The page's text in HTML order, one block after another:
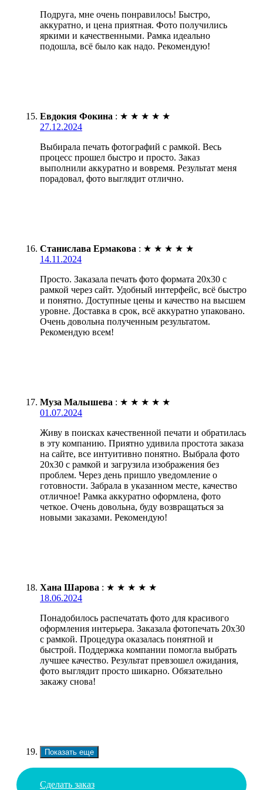
Подруга, мне очень понравилось! Быстро,
аккуратно, и цена приятная. Фото получились
яркими и качественными. Рамка идеально
подошла, всё было как надо. Рекомендую!
Евдокия Фокина : ★ ★ ★ ★ ★
27.12.2024
Выбирала печать фотографий с рамкой. Весь
процесс прошел быстро и просто. Заказ
выполнили аккуратно и вовремя. Результат меня
порадовал, фото выглядит отлично.
Станислава Ермакова : ★ ★ ★ ★ ★
14.11.2024
Просто. Заказала печать фото формата 20х30 с
рамкой через сайт. Удобный интерфейс, всё быстро
и понятно. Доступные цены и качество на высшем
уровне. Доставка в срок, всё аккуратно упаковано.
Очень довольна полученным результатом.
Рекомендую всем!
Муза Малышева : ★ ★ ★ ★ ★
01.07.2024
Живу в поисках качественной печати и обратилась
в эту компанию. Приятно удивила простота заказа
на сайте, все интуитивно понятно. Выбрала фото
20х30 с рамкой и загрузила изображения без
проблем. Через день пришло уведомление о
готовности. Забрала в указанном месте, качество
отличное! Рамка аккуратно оформлена, фото
четкое. Очень довольна, буду возвращаться за
новыми заказами. Рекомендую!
Хана Шарова : ★ ★ ★ ★ ★
18.06.2024
Понадобилось распечатать фото для красивого
оформления интерьера. Заказала фотопечать 20х30
с рамкой. Процедура оказалась понятной и
быстрой. Поддержка компании помогла выбрать
лучшее качество. Результат превзошел ожидания,
фото выглядит просто шикарно. Обязательно
закажу снова!
Показать еще
Сделать заказ